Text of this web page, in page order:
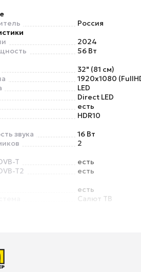
Россия
2024
56 Вт
32" (81 см)
1920x1080
LED
Direct LED
есть
HDR10
звука
16 Вт
2
T
есть
T2
есть
есть
Салют ТВ